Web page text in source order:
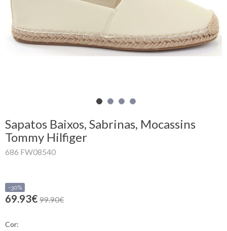
compras
Glispe
Mulher
Marcas
Outlet
Sapatos Baixos, Sabrinas, Mocassins
Tommy Hilfiger
686 FW08540
-30%
69.93€ 99.90€
Cor: